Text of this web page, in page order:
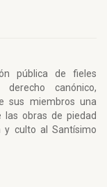
pública de fieles
canónico,
sus miembros una
obras de piedad
y culto al Santísimo